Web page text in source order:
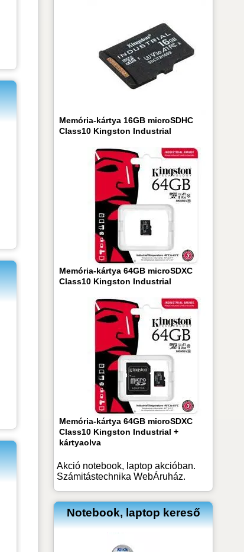
Memória-kártya 16GB microSDHC
Class10 Kingston Industrial
Memória-kártya 64GB microSDXC
Class10 Kingston Industrial
Memória-kártya 64GB microSDXC
Class10 Kingston Industrial +
kártyaolva
Akció notebook, laptop akcióban.
Számitástechnika WebÁruház.
Notebook, laptop kereső